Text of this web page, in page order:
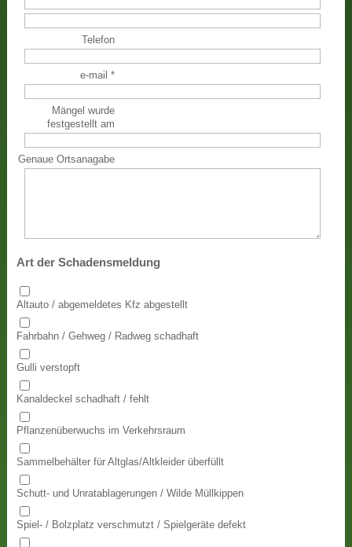
Telefon
e-mail*
Mängel wurde
festgestellt am
Genaue Ortsanagabe
Art der Schadensmeldung
Altauto / abgemeldetes Kfz abgestellt
Fahrbahn / Gehweg / Radweg schadhaft
Gulli verstopft
Kanaldeckel schadhaft / fehlt
Pflanzenüberwuchs im Verkehrsraum
Sammelbehälter für Altglas/Altkleider überfüllt
Schutt- und Unratablagerungen / Wilde Müllkippen
Spiel- / Bolzplatz verschmutzt / Spielgeräte defekt